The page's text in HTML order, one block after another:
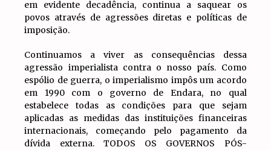
em evidente decadência, continua a saquear os
povos através de agressões diretas e políticas de
imposição.
Continuamos a viver as consequências dessa
agressão imperialista contra o nosso país. Como
espólio de guerra, o imperialismo impôs um acordo
em 1990 com o governo de Endara, no qual
estabelece todas as condições para que sejam
aplicadas as medidas das instituições financeiras
internacionais, começando pelo pagamento da
dívida externa. TODOS OS GOVERNOS PÓS-